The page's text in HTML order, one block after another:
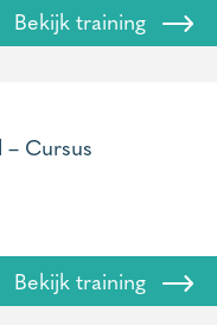
Bekijk training
Cursus
Bekijk training